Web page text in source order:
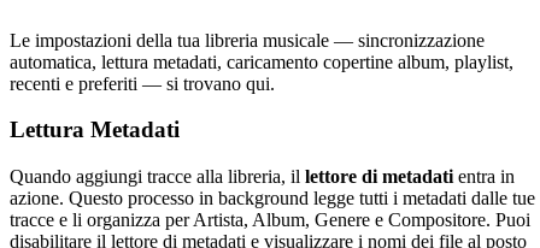
Le impostazioni della tua libreria musicale — sincronizzazione
automatica, lettura metadati, caricamento copertine album, playlist,
recenti e preferiti — si trovano qui.
Lettura Metadati
Quando aggiungi tracce alla libreria, il lettore di metadati entra in
azione. Questo processo in background legge tutti i metadati dalle tue
tracce e li organizza per Artista, Album, Genere e Compositore. Puoi
disabilitare il lettore di metadati e visualizzare i nomi dei file al posto